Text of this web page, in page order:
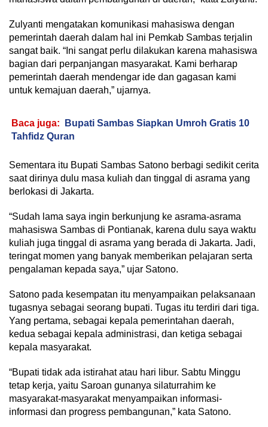
Zulyanti mengatakan komunikasi mahasiswa dengan
pemerintah daerah dalam hal ini Pemkab Sambas terjalin
sangat baik. “Ini sangat perlu dilakukan karena mahasiswa
bagian dari perpanjangan masyarakat. Kami berharap
pemerintah daerah mendengar ide dan gagasan kami
untuk kemajuan daerah,” ujarnya.
Baca juga:
Bupati Sambas Siapkan Umroh Gratis 10
Tahfidz Quran
Sementara itu Bupati Sambas Satono berbagi sedikit cerita
saat dirinya dulu masa kuliah dan tinggal di asrama yang
berlokasi di Jakarta.
“Sudah lama saya ingin berkunjung ke asrama-asrama
mahasiswa Sambas di Pontianak, karena dulu saya waktu
kuliah juga tinggal di asrama yang berada di Jakarta. Jadi,
teringat momen yang banyak memberikan pelajaran serta
pengalaman kepada saya,” ujar Satono.
Satono pada kesempatan itu menyampaikan pelaksanaan
tugasnya sebagai seorang bupati. Tugas itu terdiri dari tiga.
Yang pertama, sebagai kepala pemerintahan daerah,
kedua sebagai kepala administrasi, dan ketiga sebagai
kepala masyarakat.
“Bupati tidak ada istirahat atau hari libur. Sabtu Minggu
tetap kerja, yaitu Saroan gunanya silaturrahim ke
masyarakat-masyarakat menyampaikan informasi-
informasi dan progress pembangunan,” kata Satono.